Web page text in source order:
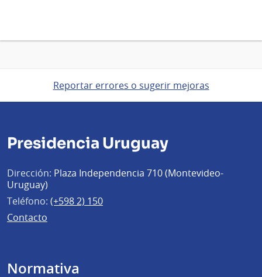
Reportar errores o sugerir mejoras
Presidencia Uruguay
Dirección: Plaza Independencia 710 (Montevideo-
Uruguay)
Teléfono: (+598 2) 150
Contacto
Normativa